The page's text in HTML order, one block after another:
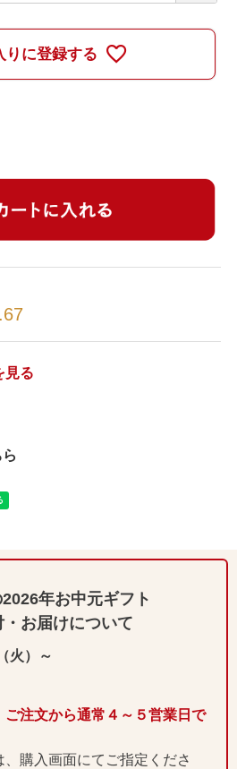
りに登録する
見る
年お中元ギフト
お届けについて
火）～
ご注文から通常４～５営業日で
購入画面にてご指定くださ